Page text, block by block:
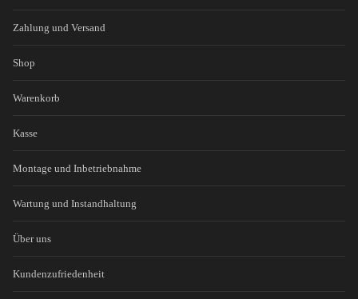
Zahlung und Versand
Shop
Warenkorb
Kasse
Montage und Inbetriebnahme
Wartung und Instandhaltung
Über uns
Kundenzufriedenheit